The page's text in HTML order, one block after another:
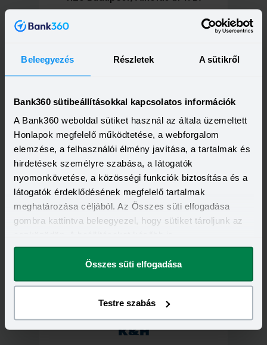
Beleegyezés Részletek A sütikről
Bank360 sütibeállításokkal kapcsolatos információk
A Bank360 weboldal sütiket használ az általa üzemeltett
Honlapok megfelelő működtetése, a webforgalom
elemzése, a felhasználói élmény javítása, a tartalmak és
hirdetések személyre szabása, a látogatók
nyomonkövetése, a közösségi funkciók biztosítása és a
látogatók érdeklődésének megfelelő tartalmak
meghatározása céljából. Az Összes süti elfogadása
gombra kattintva beleegyezel, hogy sütiket tároljunk az
megváltoztathatod.
Összes süti elfogadása
Testre szabás
1087 Budapest, Baross tér 2.
Tovább a fiókoldalra
Tovább a fiókoldalra